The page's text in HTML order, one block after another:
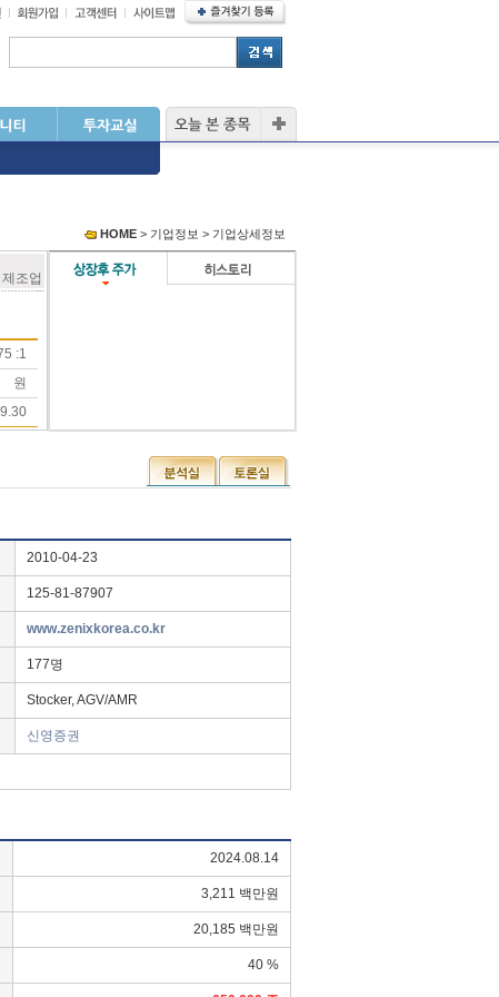
HOME > 기업정보 > 기업상세정보
조업
:1
원
2010-04-23
125-81-87907
www.zenixkorea.co.kr
177명
Stocker, AGV/AMR
신영증권
2024.08.14
3,211 백만원
20,185 백만원
40 %